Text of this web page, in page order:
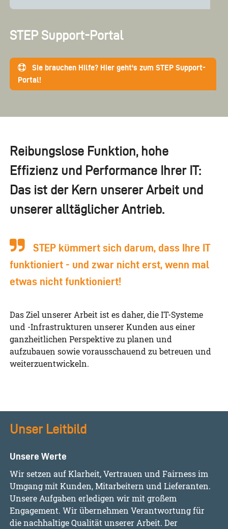
STEP Support-Portal
Sie brauchen Hilfe? Hier geht's zum STEP Support-
Portal!
Reibungslose Funktion, hohe
Effizienz und Performance Ihrer IT:
Das ist der Kern unserer Arbeit und
unserer alltäglicher Antrieb.
STEP kümmert sich darum, dass Ihre IT
funktioniert - und zwar nicht erst, wenn mal
etwas nicht funktioniert!
Das Ziel unserer Arbeit ist es daher, die IT-Systeme
und -Infrastrukturen unserer Kunden aus einer
ganzheitlichen Perspektive zu planen und
aufzubauen sowie vorausschauend zu betreuen und
weiterzuentwickeln.
Unser Leitbild
Unsere Werte
Wir setzen auf Klarheit, Vertrauen und Fairness im
Umgang mit Kunden, Mitarbeitern und Lieferanten.
Unsere Aufgaben erledigen wir mit großem
Engagement. Wir übernehmen Verantwortung für
die nachhaltige Qualität unserer Arbeit. Der